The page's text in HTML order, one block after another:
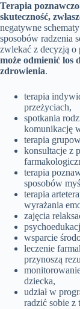
Terapia
skuteczność,
negatywne
sposobów radzenia
zwlekać z decyzją
może odmienić los
zdrowienia.
terapia
przeżyciach,
spotkania
komunikację
terapia
konsultacje z
terapia
sposobów
terapia
wyrażania
zajęcia
wsparcie
leczenie
przynoszą
dziecka,
udział w
radzić sobie z